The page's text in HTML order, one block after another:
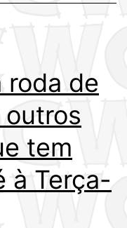
roda de
tem
à Terça-